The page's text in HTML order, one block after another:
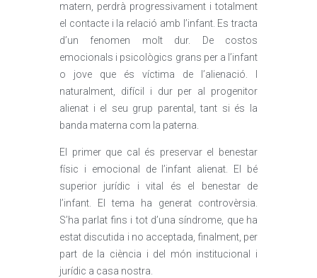
matern, perdrà progressivament i totalment
el contacte i la relació amb l’infant. Es tracta
d’un fenomen molt dur. De costos
emocionals i psicològics grans per a l’infant
o jove que és víctima de l’alienació. I
naturalment, difícil i dur per al progenitor
alienat i el seu grup parental, tant si és la
banda materna com la paterna.
El primer que cal és preservar el benestar
físic i emocional de l’infant alienat. El bé
superior jurídic i vital és el benestar de
l’infant. El tema ha generat controvèrsia.
S’ha parlat fins i tot d’una síndrome, que ha
estat discutida i no acceptada, finalment, per
part de la ciència i del món institucional i
jurídic a casa nostra.